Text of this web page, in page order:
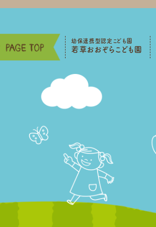
幼保連携型認定こども園
若草おおぞらこども園